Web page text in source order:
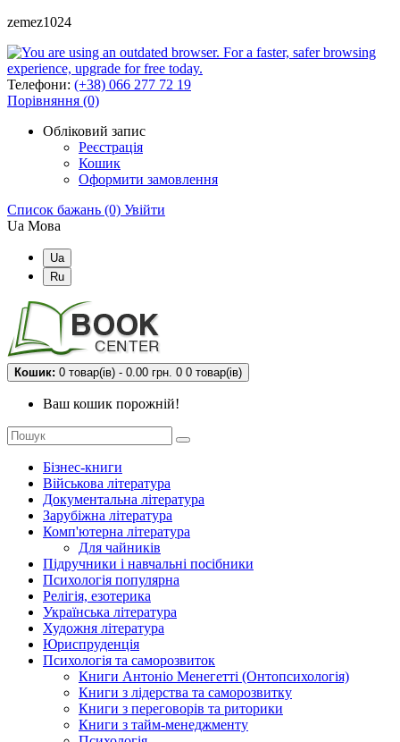
zemez1024
Телефони: (+38) 066 277 72 19
Порівняння (0)
Обліковий запис
Реєстрація
Кошик
Оформити замовлення
Список бажань (0) Увійти
Ua Мова
Ua
Ru
Кошик: 0 товар(ів) - 0.00 грн. 0 0 товар(ів)
Ваш кошик порожній!
Бізнес-книги
Військова література
Документальна література
Зарубіжна література
Комп'ютерна література
Для чайників
Підручники і навчальні посібники
Психологія популярна
Релігія, езотерика
Українська література
Художня література
Юриспруденція
Психологія та саморозвиток
Книги Антоніо Менегетті (Онтопсихологія)
Книги з лідерства та саморозвитку
Книги з переговорів та риторики
Книги з тайм-менеджменту